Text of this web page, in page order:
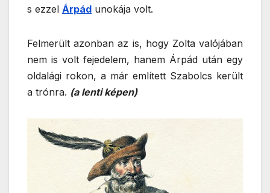
s ezzel Árpád unokája volt.
Felmerült azonban az is, hogy Zolta valójában
nem is volt fejedelem, hanem Árpád után egy
oldalági rokon, a már említett Szabolcs került
a trónra. (a lenti képen)